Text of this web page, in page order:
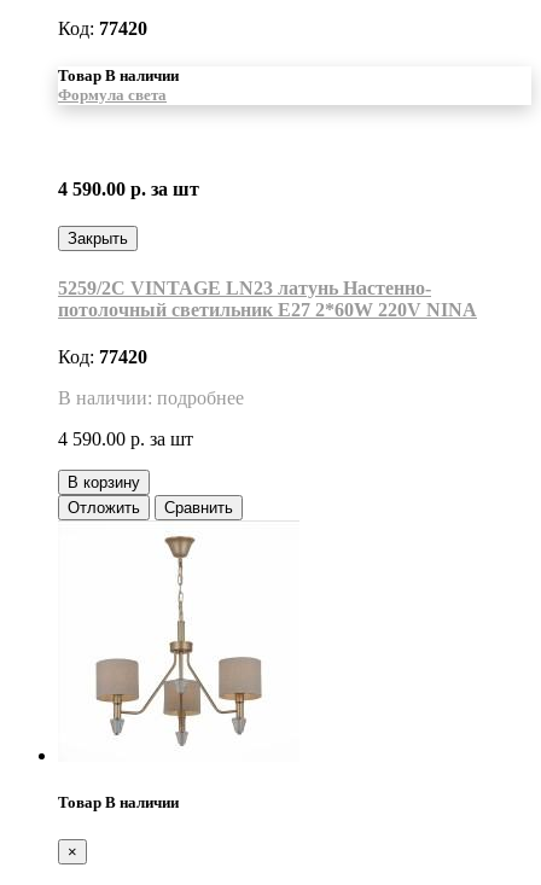
Код: 77420
Товар В наличии
Формула света
4 590.00 р. за шт
Закрыть
5259/2C VINTAGE LN23 латунь Настенно-
потолочный светильник Е27 2*60W 220V NINA
Код: 77420
В наличии: подробнее
4 590.00 р. за шт
В корзину
Отложить
Сравнить
Товар В наличии
×